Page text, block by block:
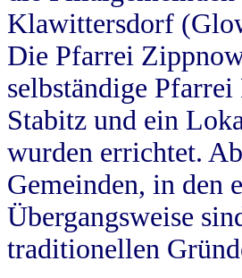
Klawittersdorf
Die Pfarrei
selbständige
Stabitz und ein
wurden errichtet.
Gemeinden, in den
Übergangsweise
traditionellen